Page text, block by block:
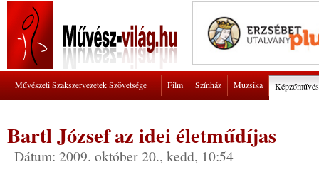
Művészeti Szakszervezetek Szövetsége Film Színház Muzsika
Bartl József az idei életműdíjas
Dátum: 2009. október 20., kedd, 10:54